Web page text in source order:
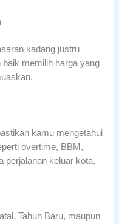
kadang justru
baik memilih harga yang
kamu mengetahui
overtime, BBM,
perjalanan keluar kota.
Tahun Baru, maupun